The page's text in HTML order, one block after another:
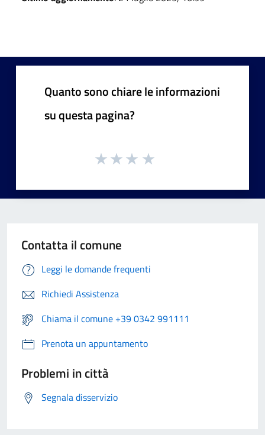
Quanto sono chiare le informazioni
su questa pagina?
Contatta il comune
Leggi le domande frequenti
Richiedi Assistenza
Chiama il comune +39 0342 991111
Prenota un appuntamento
Problemi in città
Segnala disservizio